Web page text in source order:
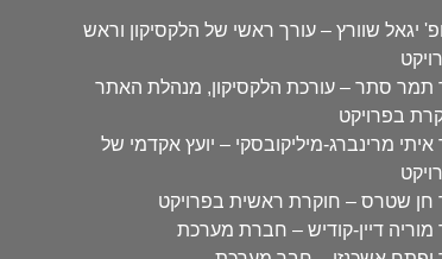
יגאל שוורץ – עורך ראשי של הלקסיקון וראש
תמר סתר – עורכת הלקסיקון, מנהלת האתר
בפרויקט
איתי מרינברג-מיליקובסקי – יועץ אקדמי של
חן שטרס – חוקרת ראשית בפרויקט
מוריה דיין-קודיש – חברת מערכת